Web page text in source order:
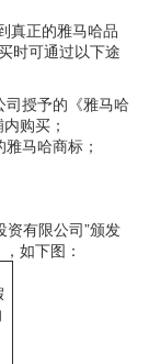
真正的雅马哈品
时可通过以下途
授予的《雅马哈
购买；
马哈商标；
资有限公司”颁发
如下图：